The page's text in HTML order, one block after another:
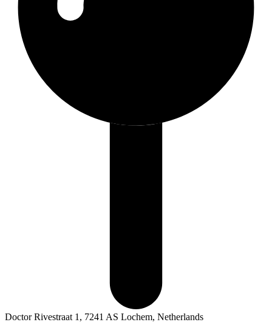
Doctor Rivestraat 1, 7241 AS Lochem, Netherlands